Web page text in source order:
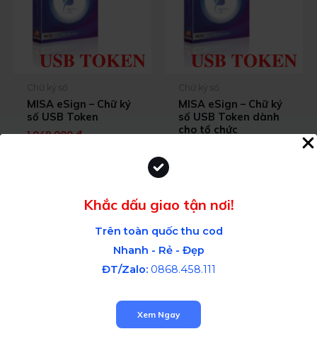
Khắc dấu giao tận nơi!
Trên toàn quốc thu cod
Nhanh - Rẻ - Đẹp
ĐT/Zalo:0868.458.111
Xem Ngay
Chữ ký số
MISA eSign – Chữ ký
số USB Token
1.049.000₫–
Chữ ký số
MISA eSign – Chữ ký
số USB Token dành
cho tổ chức